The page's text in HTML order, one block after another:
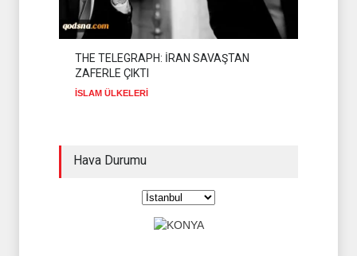
THE TELEGRAPH: İRAN SAVAŞTAN
ZAFERLE ÇIKTI
İSLAM ÜLKELERİ
Hava Durumu